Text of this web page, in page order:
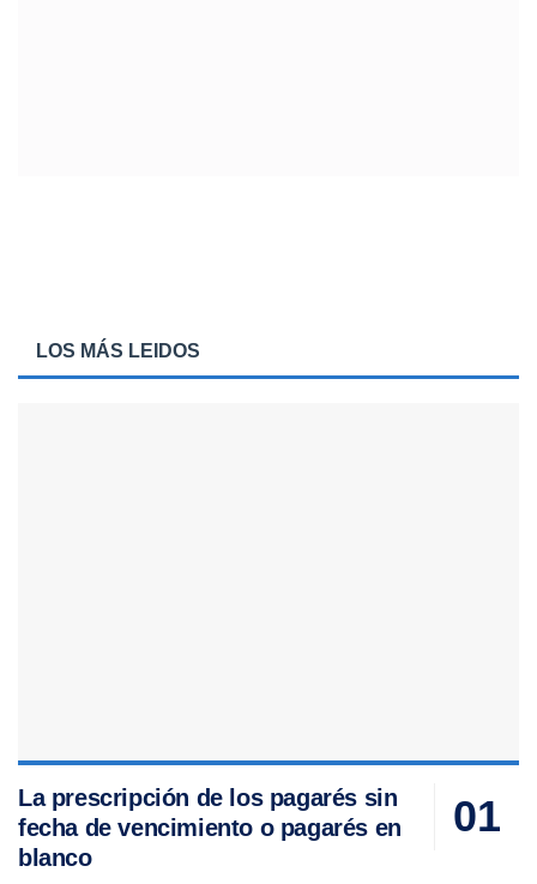
LOS MÁS LEIDOS
La prescripción de los pagarés sin
fecha de vencimiento o pagarés en
blanco